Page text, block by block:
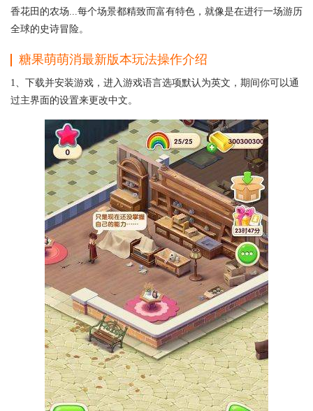
香花田的农场...每个场景都精致而富有特色，就像是在进行一场游历
全球的史诗冒险。
糖果萌萌消最新版本玩法操作介绍
1、下载并安装游戏，进入游戏语言选项默认为英文，期间你可以通
过主界面的设置来更改中文。